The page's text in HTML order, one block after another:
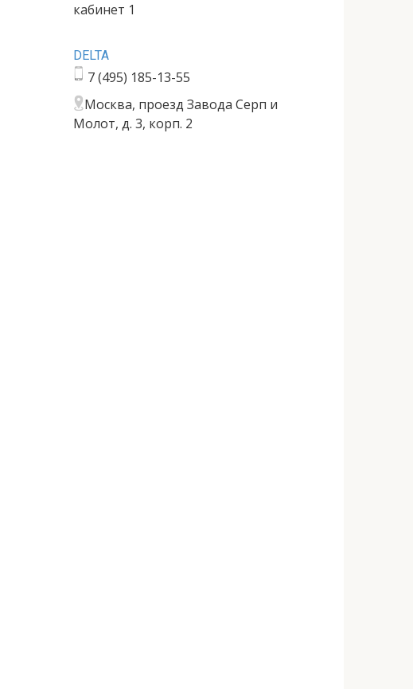
кабинет 1
DELTA
7 (495) 185-13-55
Москва, проезд Завода Серп и
Молот, д. 3, корп. 2